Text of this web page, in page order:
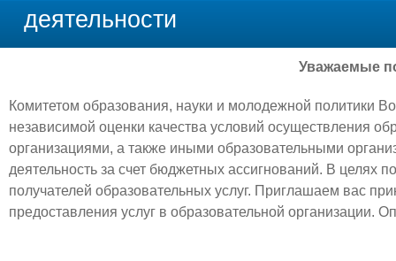
деятельности
Уважаемые
Комитетом образования, науки и молодежной политики
независимой оценки качества условий осуществления
организациями, а также иными образовательными
деятельность за счет бюджетных ассигнований. В
получателей образовательных услуг. Приглашаем вас
предоставления услуг в образовательной организации.